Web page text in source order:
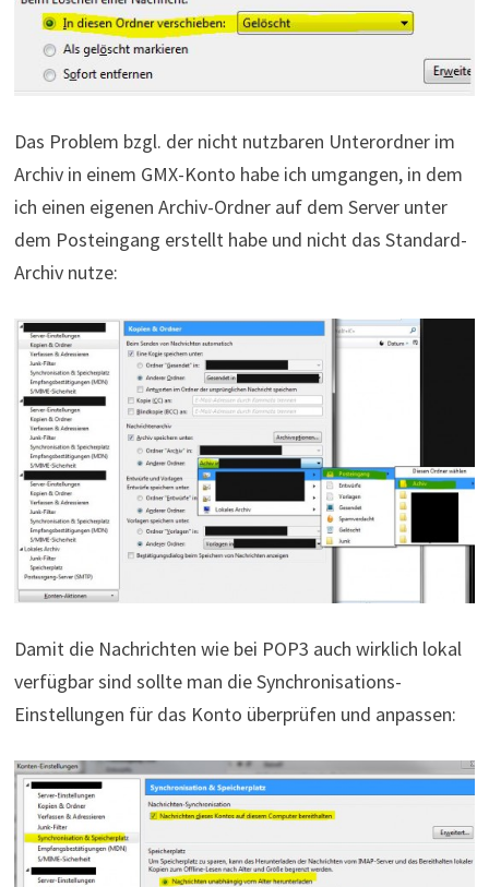
Das Problem bzgl. der nicht nutzbaren Unterordner im
Archiv in einem GMX-Konto habe ich umgangen, in dem
ich einen eigenen Archiv-Ordner auf dem Server unter
dem Posteingang erstellt habe und nicht das Standard-
Archiv nutze:
Damit die Nachrichten wie bei POP3 auch wirklich lokal
verfügbar sind sollte man die Synchronisations-
Einstellungen für das Konto überprüfen und anpassen: